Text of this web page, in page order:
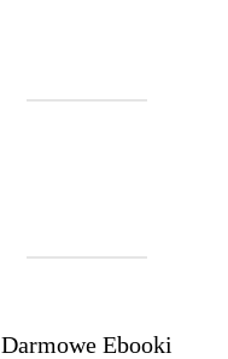
Darmowe Ebooki